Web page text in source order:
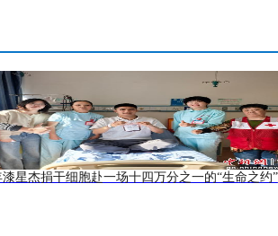
星杰捐干细胞赴一场十四万分之一的“生命之约”